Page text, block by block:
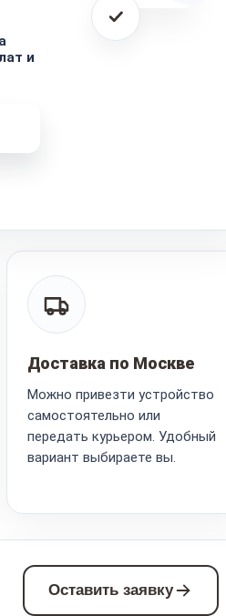
и
Доставка по Москве
Можно привезти устройство
самостоятельно или
передать курьером. Удобный
вариант выбираете вы.
Оставить заявку